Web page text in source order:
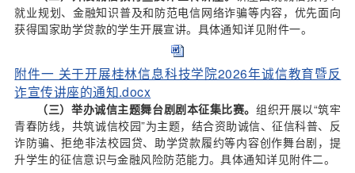
就业规划、金融知识普及和防范电信网络诈骗等内容，优先面向
获得国家助学贷款的学生开展宣讲。具体通知详见附件一。
附件一 关于开展桂林信息科技学院2026年诚信教育暨反
诈宣传讲座的通知.docx
（三）举办诚信主题舞台剧剧本征集比赛。 组织开展以“筑牢
青春防线，共筑诚信校园”为主题，结合资助诚信、征信科普、反
诈防骗、拒绝非法校园贷、助学贷款履约等内容创作舞台剧，提
升学生的征信意识与金融风险防范能力。具体通知详见附件二。